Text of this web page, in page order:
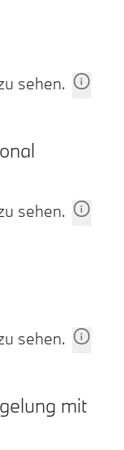
sehen.
sehen.
sehen.
mit